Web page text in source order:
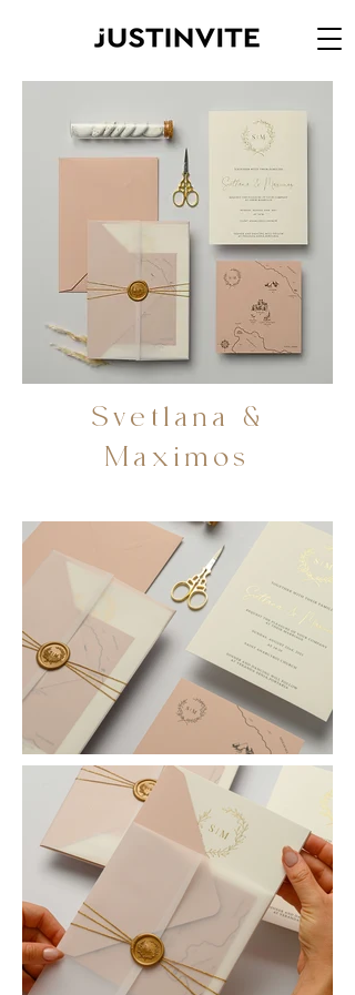
Svetlana &
Maximos